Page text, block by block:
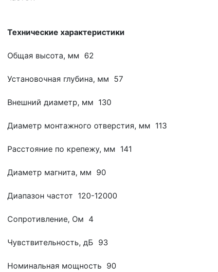
Технические характеристики
Общая высота, мм 62
Установочная глубина, мм 57
Внешний диаметр, мм 130
Диаметр монтажного отверстия, мм 113
Расстояние по крепежу, мм 141
Диаметр магнита, мм 90
Диапазон частот 120-12000
Сопротивление, Ом 4
Чувствительность, дБ 93
Номинальная мощность 90